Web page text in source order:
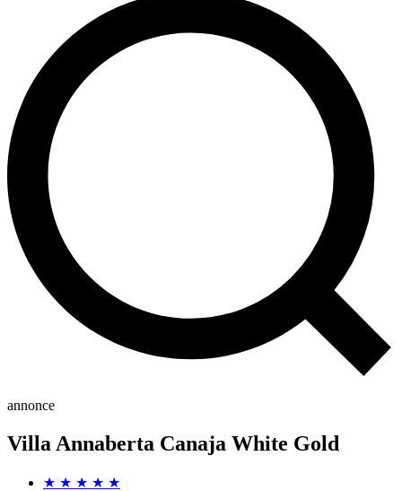
annonce
Villa Annaberta Canaja White Gold
★ ★ ★ ★ ★